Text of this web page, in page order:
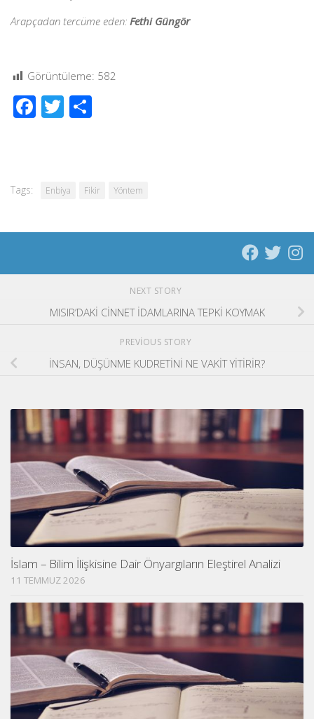
Arapçadan tercüme eden: Fethi Güngör
Görüntüleme: 582
Facebook
Twitter
Tags: Enbiya Fikir Yöntem
NEXT STORY
MISIR’DAKİ CİNNET İDAMLARINA TEPKİ KOYMAK
PREVIOUS STORY
İNSAN, DÜŞÜNME KUDRETİNİ NE VAKİT YİTİRİR?
İslam – Bilim İlişkisine Dair Önyargıların Eleştirel Analizi
11 TEMMUZ 2026